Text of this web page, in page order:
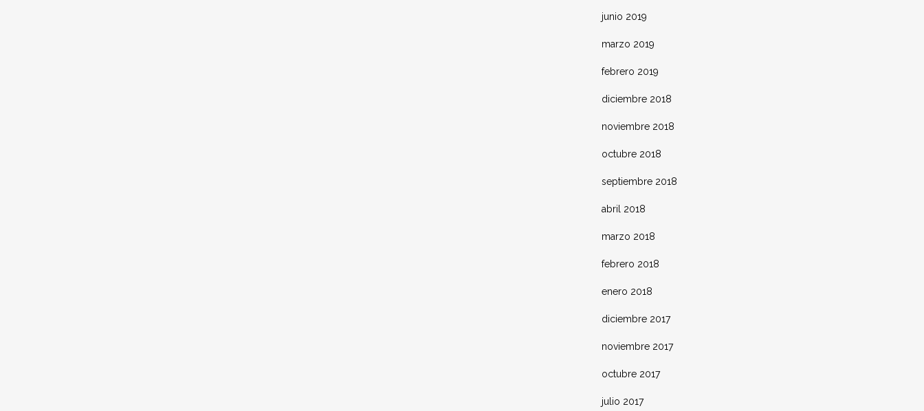
junio 2019
marzo 2019
febrero 2019
diciembre 2018
noviembre 2018
octubre 2018
septiembre 2018
abril 2018
marzo 2018
febrero 2018
enero 2018
diciembre 2017
noviembre 2017
octubre 2017
julio 2017